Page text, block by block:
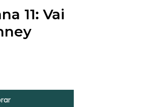
11: Vai